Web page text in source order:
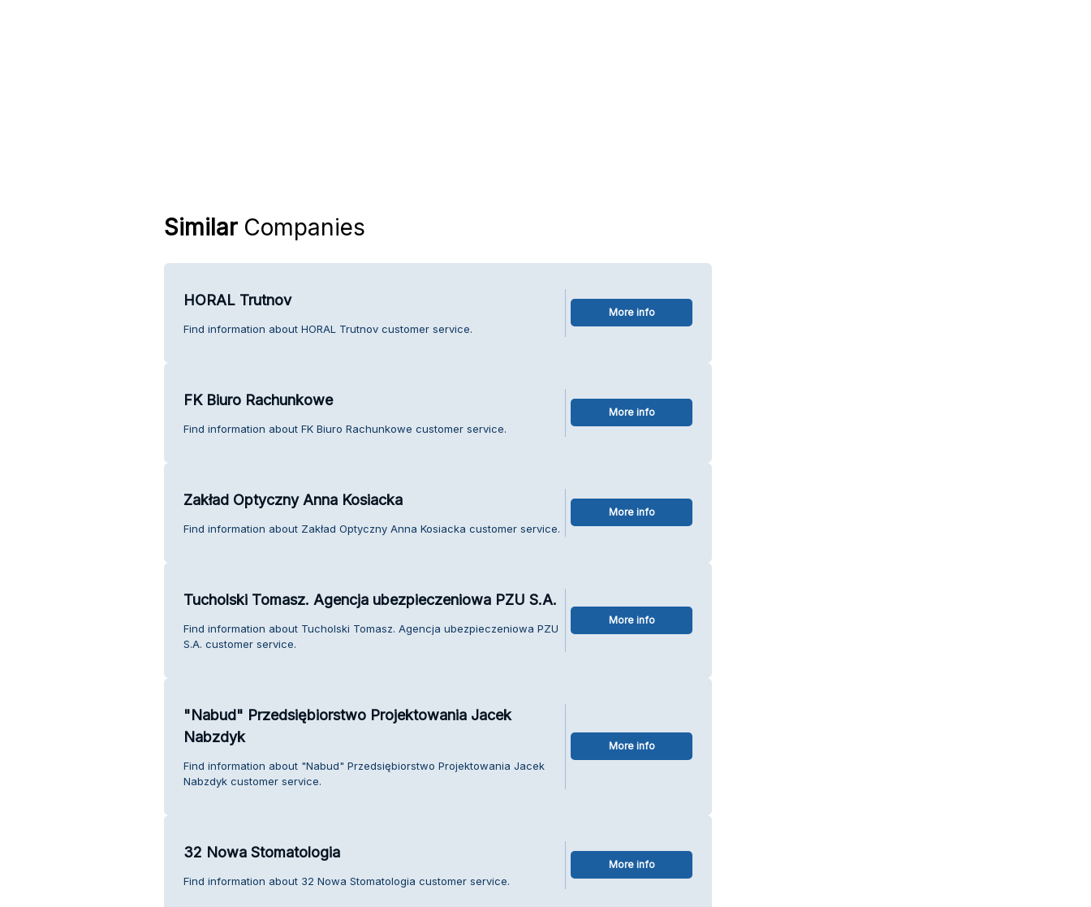
SimilarCompanies
HORAL Trutnov
Find information about HORAL Trutnov customer service.
More info
FK Biuro Rachunkowe
Find information about FK Biuro Rachunkowe customer service.
More info
Zakład Optyczny Anna Kosiacka
Find information about Zakład Optyczny Anna Kosiacka customer service.
More info
Tucholski Tomasz. Agencja ubezpieczeniowa PZU S.A.
Find information about Tucholski Tomasz. Agencja ubezpieczeniowa PZU
S.A. customer service.
More info
"Nabud" Przedsiębiorstwo Projektowania Jacek
Nabzdyk
Find information about "Nabud" Przedsiębiorstwo Projektowania Jacek
Nabzdyk customer service.
More info
32 Nowa Stomatologia
Find information about 32 Nowa Stomatologia customer service.
More info